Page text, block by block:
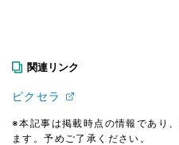
関連リンク
ピクセラ
※本記事は掲載時点の情報であり
ます。予めご了承ください。